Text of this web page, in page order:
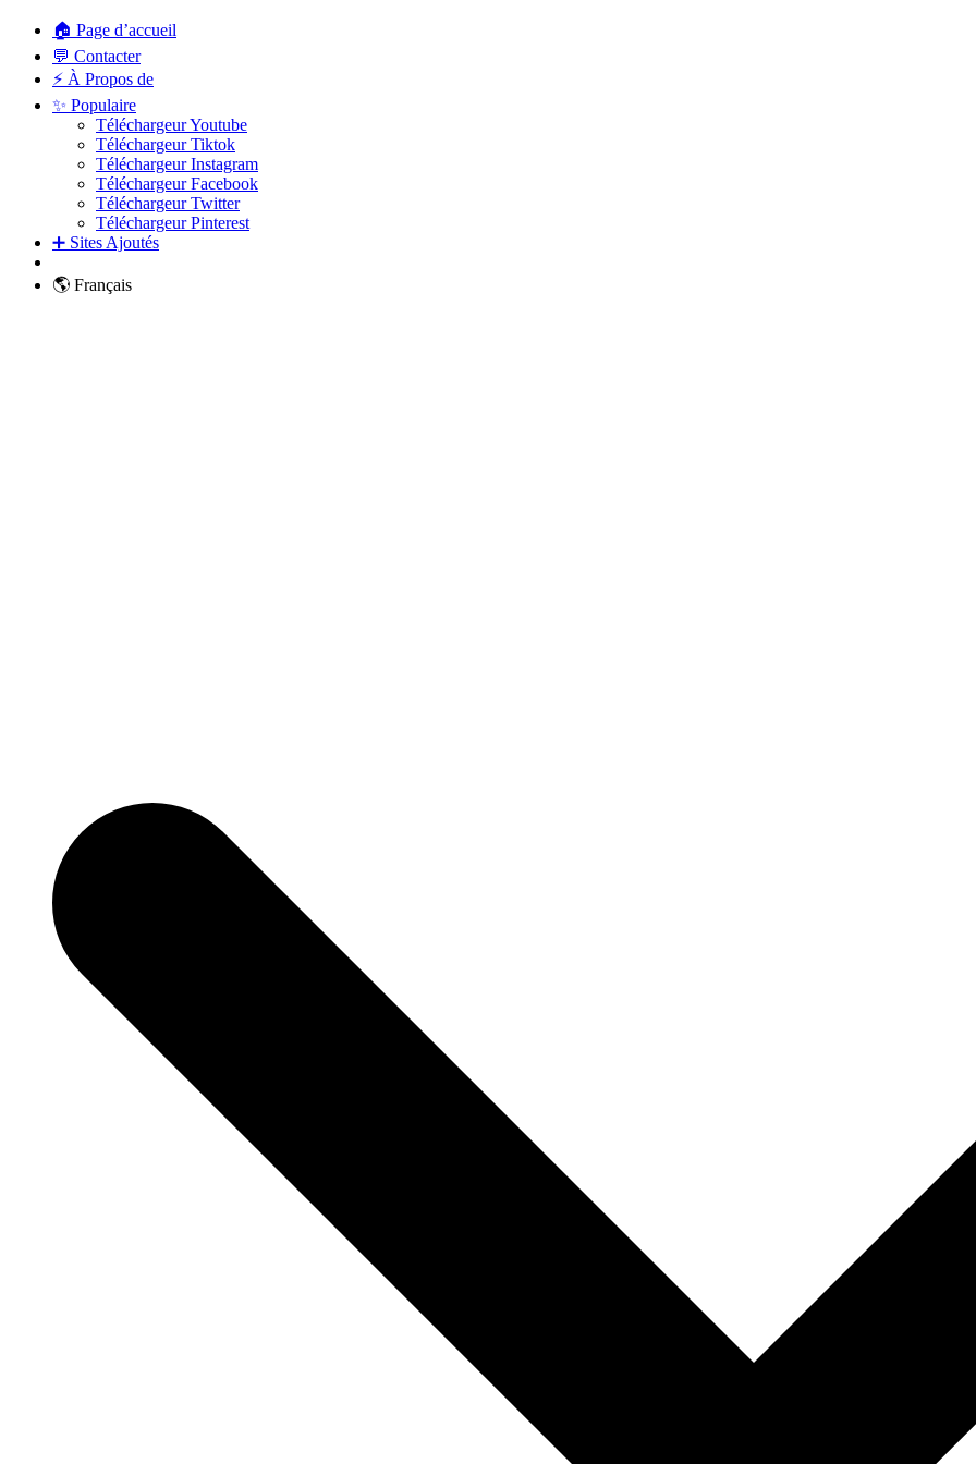
🏠 Page d’accueil
💬 Contacter
⚡ À Propos de
✨ Populaire
Téléchargeur Youtube
Téléchargeur Tiktok
Téléchargeur Instagram
Téléchargeur Facebook
Téléchargeur Twitter
Téléchargeur Pinterest
➕ Sites Ajoutés
🌎 Français